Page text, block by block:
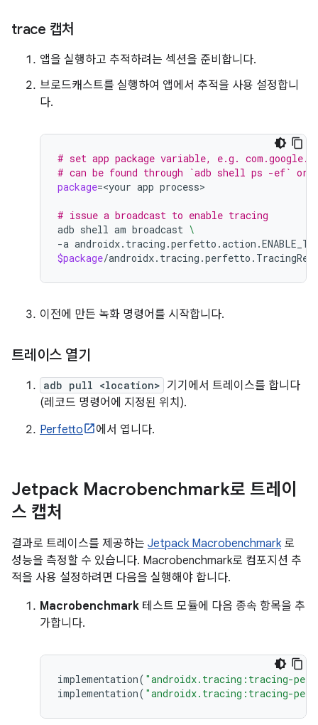
trace 캡처
앱을 실행하고 추적하려는 섹션을 준비합니다.
브로드캐스트를 실행하여 앱에서 추적을 사용 설정합니
다.
# set app package variable, e.g.
# can be found through `adb shell ps -ef` or
package=<your app process>
# issue a broadcast to enable tracing
adb shell am broadcast \
-a
$package
이전에 만든 녹화 명령어를 시작합니다.
트레이스 열기
adb pull <location> 기기에서 트레이스를 합니다
(레코드 명령어에 지정된 위치).
Perfetto
에서 엽니다.
Jetpack Macrobenchmark로 트레이
스 캡처
결과로 트레이스를 제공하는 Jetpack Macrobenchmark로
성능을 측정할 수 있습니다. Macrobenchmark로 컴포지션 추
적을 사용 설정하려면 다음을 실행해야 합니다.
Macrobenchmark 테스트 모듈에 다음 종속 항목을 추
가합니다.
implementation( "androidx.tracing:tracing-
implementation( "androidx.tracing:tracing-